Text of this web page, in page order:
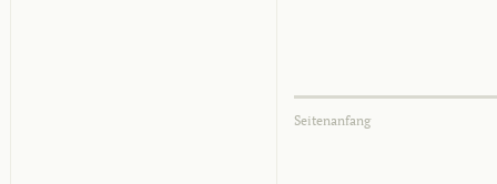
Seitenanfang